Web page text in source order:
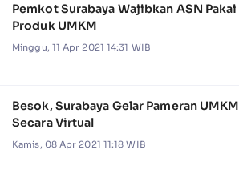
Pemkot Surabaya Wajibkan ASN Pakai
Produk UMKM
Minggu, 11 Apr 2021 14:31 WIB
Besok, Surabaya Gelar Pameran UMKM
Secara Virtual
Kamis, 08 Apr 2021 11:18 WIB